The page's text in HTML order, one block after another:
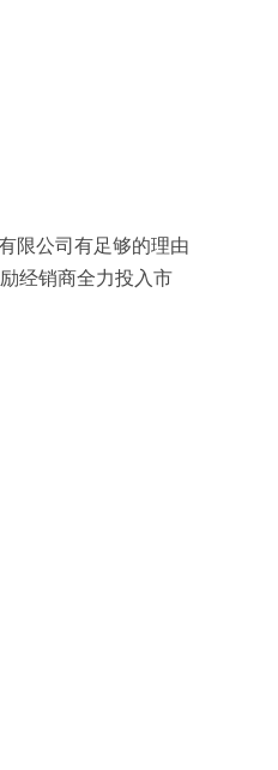
限公司有足够的理由
经销商全力投入市